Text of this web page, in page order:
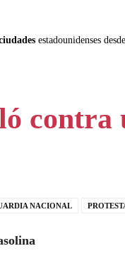
estadounidenses
contra
NACIONAL